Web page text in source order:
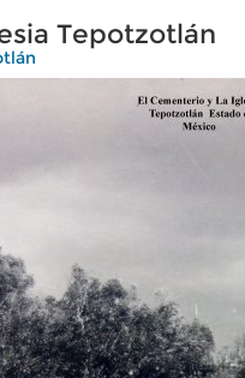
Tepotzotlán